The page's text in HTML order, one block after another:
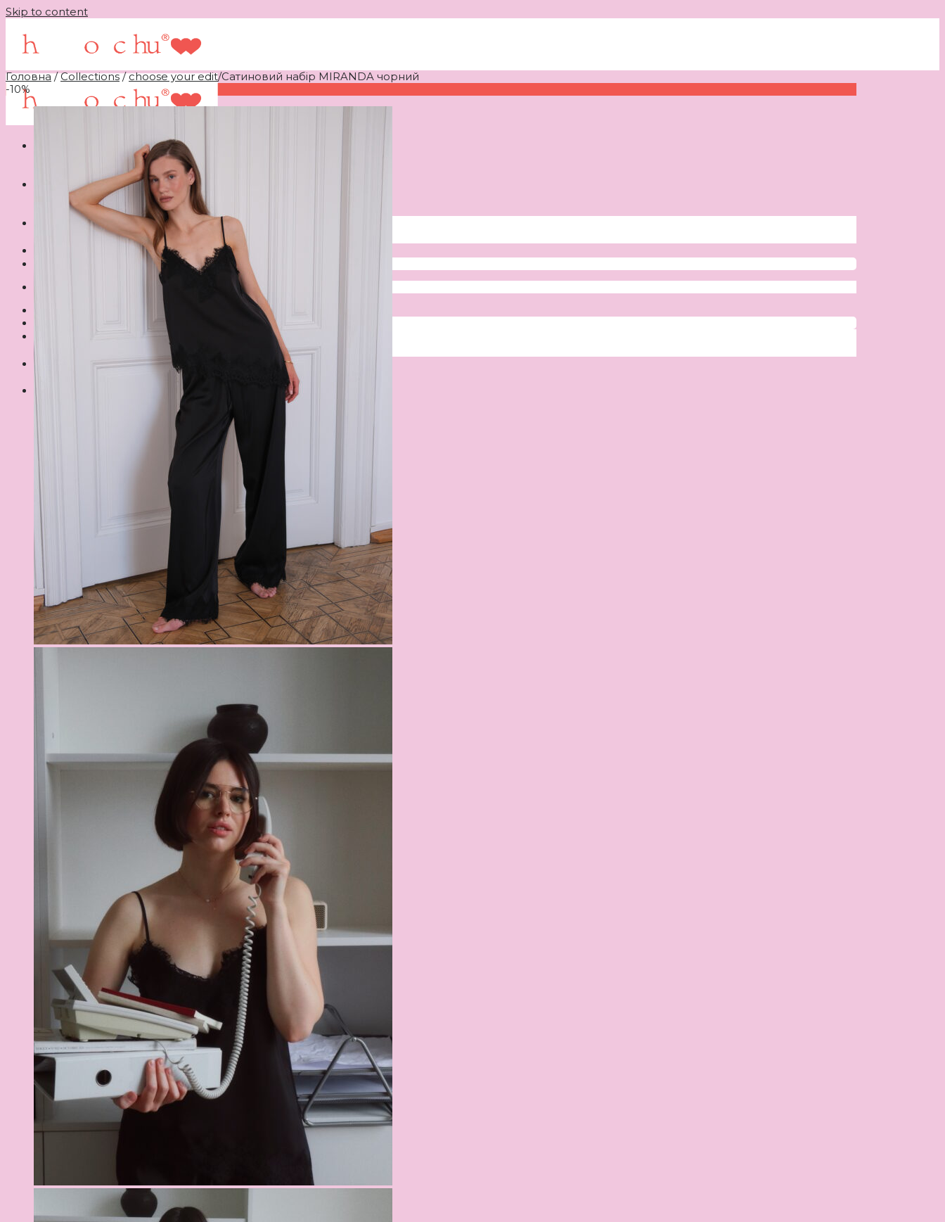
Skip to content
Шукати:
Ви не додали жодного товару до своїх бажань.
Немає товарів у кошику.
Ви не додали жодного товару до своїх бажань.
Кошик
Головна / Collections / choose your edit/Сатиновий набір MIRANDA чорний
-10%